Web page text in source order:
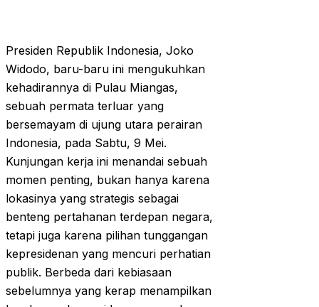
Presiden Republik Indonesia, Joko
Widodo, baru-baru ini mengukuhkan
kehadirannya di Pulau Miangas,
sebuah permata terluar yang
bersemayam di ujung utara perairan
Indonesia, pada Sabtu, 9 Mei.
Kunjungan kerja ini menandai sebuah
momen penting, bukan hanya karena
lokasinya yang strategis sebagai
benteng pertahanan terdepan negara,
tetapi juga karena pilihan tunggangan
kepresidenan yang mencuri perhatian
publik. Berbeda dari kebiasaan
sebelumnya yang kerap menampilkan